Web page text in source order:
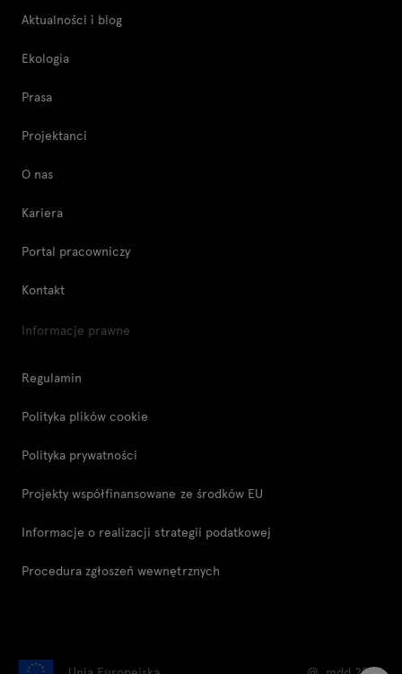
Aktualności i blog
Ekologia
Prasa
Projektanci
O nas
Kariera
Portal pracowniczy
Kontakt
Informacje prawne
Regulamin
Polityka plików cookie
Polityka prywatności
Projekty współfinansowane ze środków EU
Informacje o realizacji strategii podatkowej
Procedura zgłoszeń wewnętrznych